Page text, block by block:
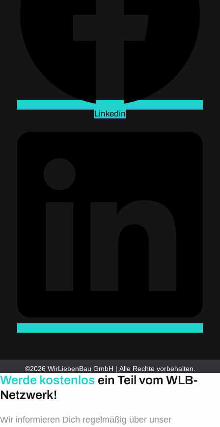
Linkedin
©2026 WirLiebenBau GmbH | Alle Rechte vorbehalten.
Werde kostenlos ein Teil vom WLB-
Netzwerk!
Wir informieren Dich regelmäßig über unser